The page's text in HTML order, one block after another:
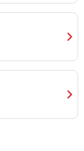
chevron_right
chevron_right